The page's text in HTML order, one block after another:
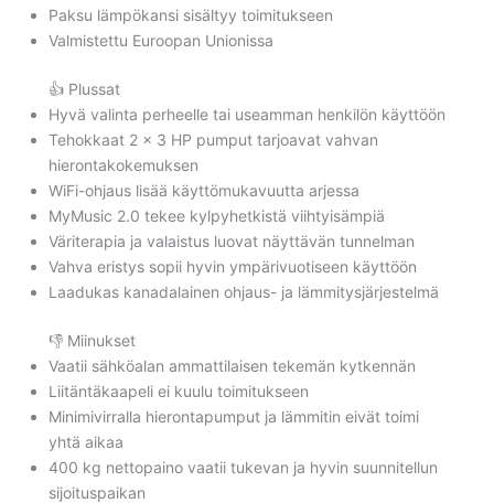
Paksu lämpökansi sisältyy toimitukseen
Valmistettu Euroopan Unionissa
👍 Plussat
Hyvä valinta perheelle tai useamman henkilön käyttöön
Tehokkaat 2 × 3 HP pumput tarjoavat vahvan
hierontakokemuksen
WiFi-ohjaus lisää käyttömukavuutta arjessa
MyMusic 2.0 tekee kylpyhetkistä viihtyisämpiä
Väriterapia ja valaistus luovat näyttävän tunnelman
Vahva eristys sopii hyvin ympärivuotiseen käyttöön
Laadukas kanadalainen ohjaus- ja lämmitysjärjestelmä
👎 Miinukset
Vaatii sähköalan ammattilaisen tekemän kytkennän
Liitäntäkaapeli ei kuulu toimitukseen
Minimivirralla hierontapumput ja lämmitin eivät toimi
yhtä aikaa
400 kg nettopaino vaatii tukevan ja hyvin suunnitellun
sijoituspaikan